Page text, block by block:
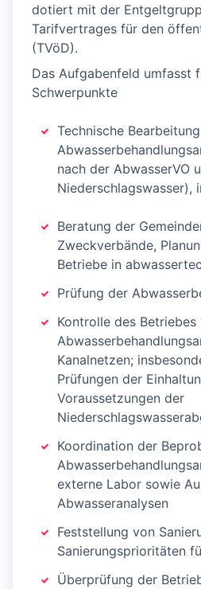
dotiert mit der
Tarifvertrages für den
(TVöD).
Das Aufgabenfeld umfasst
Schwerpunkte
Technische
nach der AbwasserVO
Niederschlagswasser),
Beratung der
Zweckverbände,
Betriebe in
Prüfung der
Kontrolle des Betriebes
Kanalnetzen;
Prüfungen der
Voraussetzungen der
Koordination der
externe Labor sowie
Abwasseranalysen
Feststellung von
Sanierungsprioritäten
Überprüfung der